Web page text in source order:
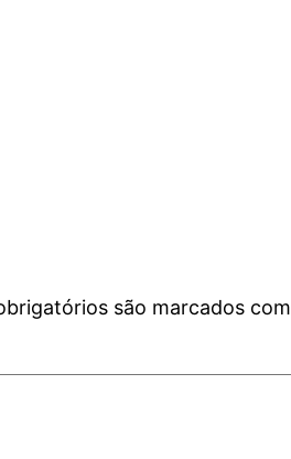
são marcados com